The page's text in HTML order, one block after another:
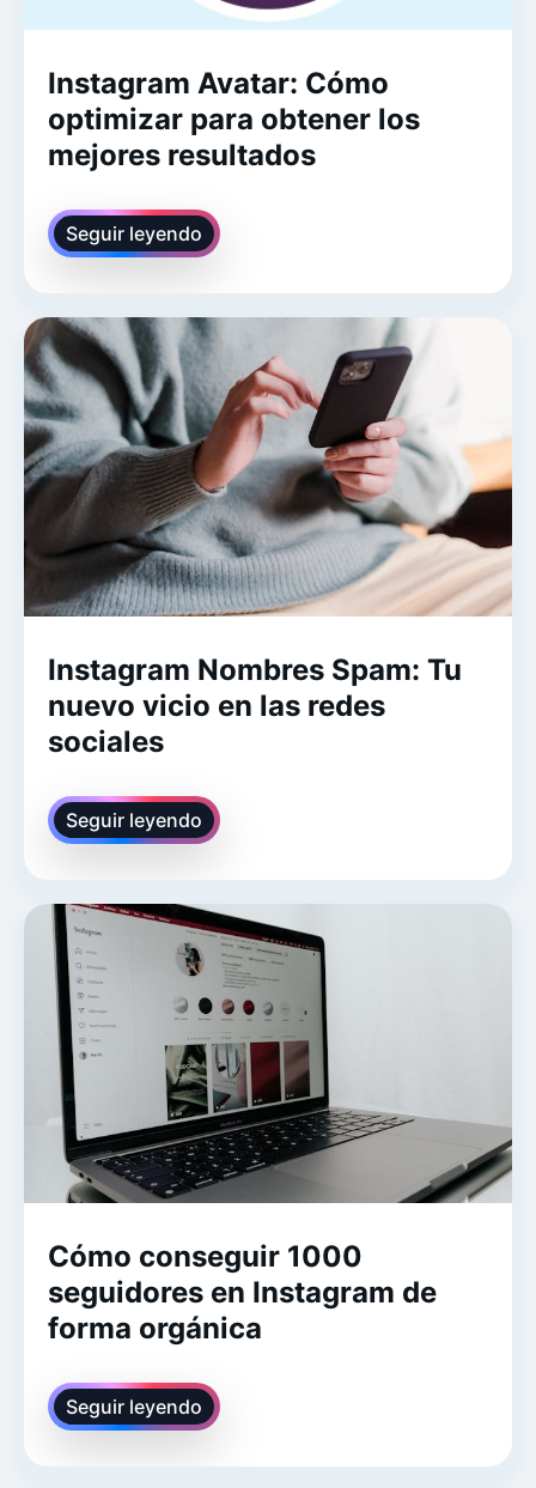
Instagram Avatar: Cómo
optimizar para obtener los
mejores resultados
Seguir leyendo
Instagram Nombres Spam: Tu
nuevo vicio en las redes
sociales
Seguir leyendo
Cómo conseguir 1000
seguidores en Instagram de
forma orgánica
Seguir leyendo